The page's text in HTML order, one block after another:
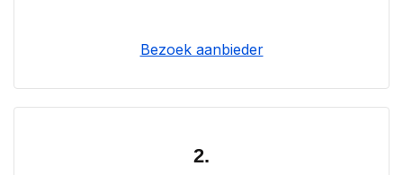
Bezoek aanbieder
2.